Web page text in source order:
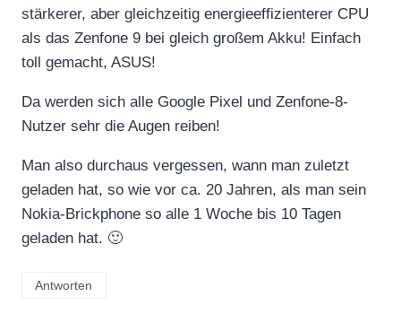
stärkerer, aber gleichzeitig energieeffizienterer CPU
als das Zenfone 9 bei gleich großem Akku! Einfach
toll gemacht, ASUS!
Da werden sich alle Google Pixel und Zenfone-8-
Nutzer sehr die Augen reiben!
Man also durchaus vergessen, wann man zuletzt
geladen hat, so wie vor ca. 20 Jahren, als man sein
Nokia-Brickphone so alle 1 Woche bis 10 Tagen
geladen hat. 🙂
Antworten